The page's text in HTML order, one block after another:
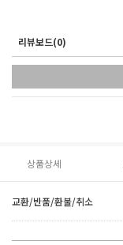
리뷰보드(0)
상품상세
교환/반품/환불/취소